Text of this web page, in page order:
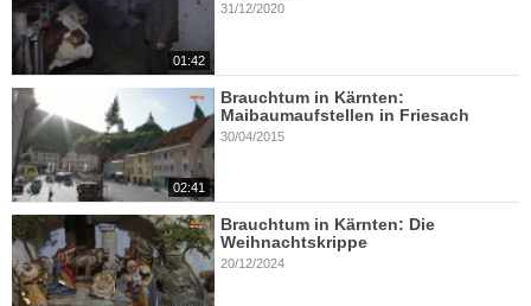
01:42
31/12/2020
02:41
Brauchtum in Kärnten:
Maibaumaufstellen in Friesach
30/04/2015
Brauchtum in Kärnten: Die
Weihnachtskrippe
20/12/2024